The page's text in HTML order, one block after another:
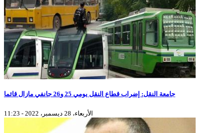
جامعة النقل: إضراب قطاع النقل يومي 25 و26 جانفي مازال قائما
الأربعاء، 28 ديسمبر، 2022 - 11:23